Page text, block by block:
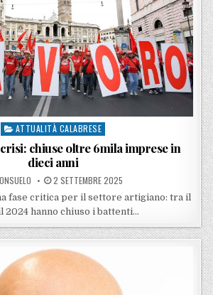
Posted in
ATTUALITÀ CALABRESE
chiuse oltre 6mila imprese in
dieci anni
BY POSTED ON
2 SETTEMBRE 2025
fase critica per il settore artigiano: tra il
2024 hanno chiuso i battenti…